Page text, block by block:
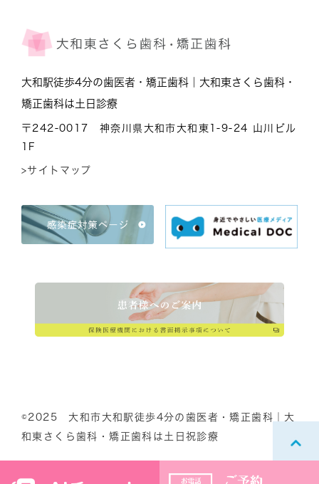
大和駅徒歩4分の歯医者・矯正歯科｜大和東さくら歯科・
矯正歯科は土日診療
〒242-0017 神奈川県大和市大和東1-9-24 山川ビル
1F
>サイトマップ
©2025 大和市大和駅徒歩4分の歯医者・矯正歯科｜大
和東さくら歯科・矯正歯科は土日祝診療